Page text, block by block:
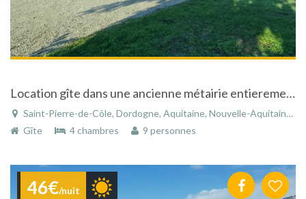
Location gîte dans une ancienne métairie entierement rénovée située en Périgord .
Saint-Pierre-de-Côle, Dordogne, Aquitaine, Nouvelle-Aquitaine, France
Gîte
4 chambres 9 personnes
46€/nuit